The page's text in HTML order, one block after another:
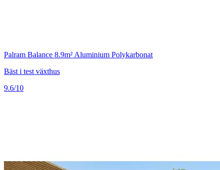
Palram Balance 8.9m² Aluminium Polykarbonat
Bäst i test växthus
9.6/10